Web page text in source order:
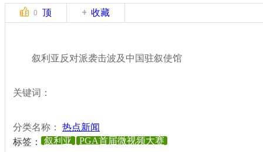
0 顶 收藏
叙利亚反对派袭击波及中国驻叙使馆
关键词：
分类名称： 热点新闻
标签：
叙利亚 PGA首届微视频大赛